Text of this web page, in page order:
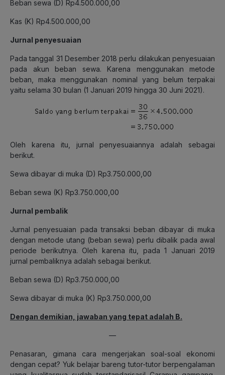
Beban sewa (D) Rp4.500.000,00
Kas (K) Rp4.500.000,00
Jurnal penyesuaian
Pada tanggal 31 Desember 2018 perlu dilakukan penyesuaian
pada akun beban sewa. Karena menggunakan metode
beban, maka menggunakan nominal yang belum terpakai
yaitu selama 30 bulan (1 Januari 2019 hingga 30 Juni 2021).
Oleh karena itu, jurnal penyesuaiannya adalah sebagai
berikut.
Sewa dibayar di muka (D) Rp3.750.000,00
Beban sewa (K) Rp3.750.000,00
Jurnal pembalik
Jurnal penyesuaian pada transaksi beban dibayar di muka
dengan metode utang (beban sewa) perlu dibalik pada awal
periode berikutnya. Oleh karena itu, pada 1 Januari 2019
jurnal pembaliknya adalah sebagai berikut.
Beban sewa (D) Rp3.750.000,00
Sewa dibayar di muka (K) Rp3.750.000,00
Dengan demikian, jawaban yang tepat adalah B.
—
Penasaran, gimana cara mengerjakan soal-soal ekonomi
dengan cepat? Yuk belajar bareng tutor-tutor berpengalaman